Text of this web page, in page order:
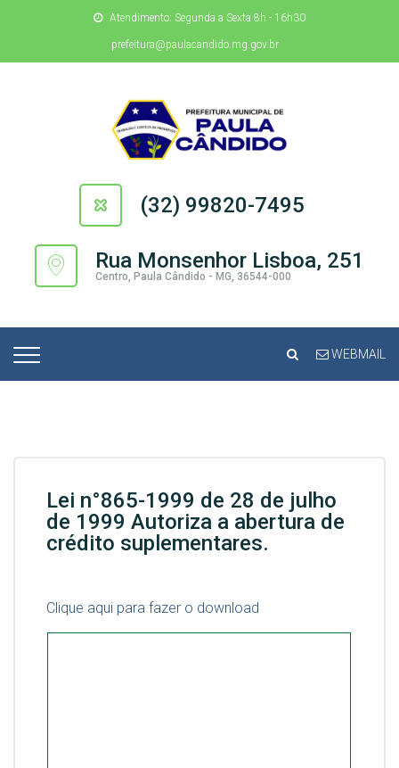
Atendimento: Segunda a Sexta 8h - 16h30
prefeitura@paulacandido.mg.gov.br
(32) 99820-7495
Rua Monsenhor Lisboa, 251
Centro, Paula Cândido - MG, 36544-000
WEBMAIL
Lei n°865-1999 de 28 de julho
de 1999 Autoriza a abertura de
crédito suplementares.
Clique aqui para fazer o download